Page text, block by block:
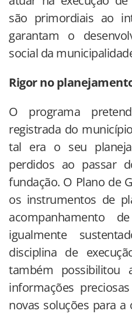
são primordiais ao
garantam o
social da
Rigor no
O programa
registrada do
tal era o seu
perdidos ao passar
fundação. O Plano de
os instrumentos de
acompanhamento
igualmente
disciplina de
também
informações
novas soluções para